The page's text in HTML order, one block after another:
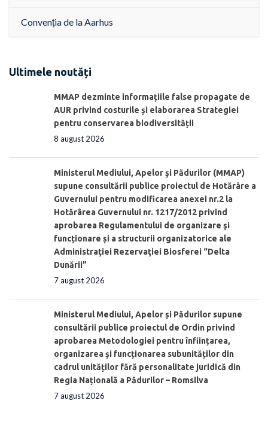
Convenția de la Aarhus
Ultimele noutăți
MMAP dezminte informațiile false propagate de
AUR privind costurile și elaborarea Strategiei
pentru conservarea biodiversității
8 august 2026
Ministerul Mediului, Apelor şi Pădurilor (MMAP)
supune consultării publice proiectul de Hotărâre a
Guvernului pentru modificarea anexei nr.2 la
Hotărârea Guvernului nr. 1217/2012 privind
aprobarea Regulamentului de organizare şi
funcționare și a structurii organizatorice ale
Administraţiei Rezervaţiei Biosferei “Delta
Dunării”
7 august 2026
Ministerul Mediului, Apelor și Pădurilor supune
consultării publice proiectul de Ordin privind
aprobarea Metodologiei pentru înființarea,
organizarea și funcționarea subunităților din
cadrul unităților fără personalitate juridică din
Regia Națională a Pădurilor – Romsilva
7 august 2026